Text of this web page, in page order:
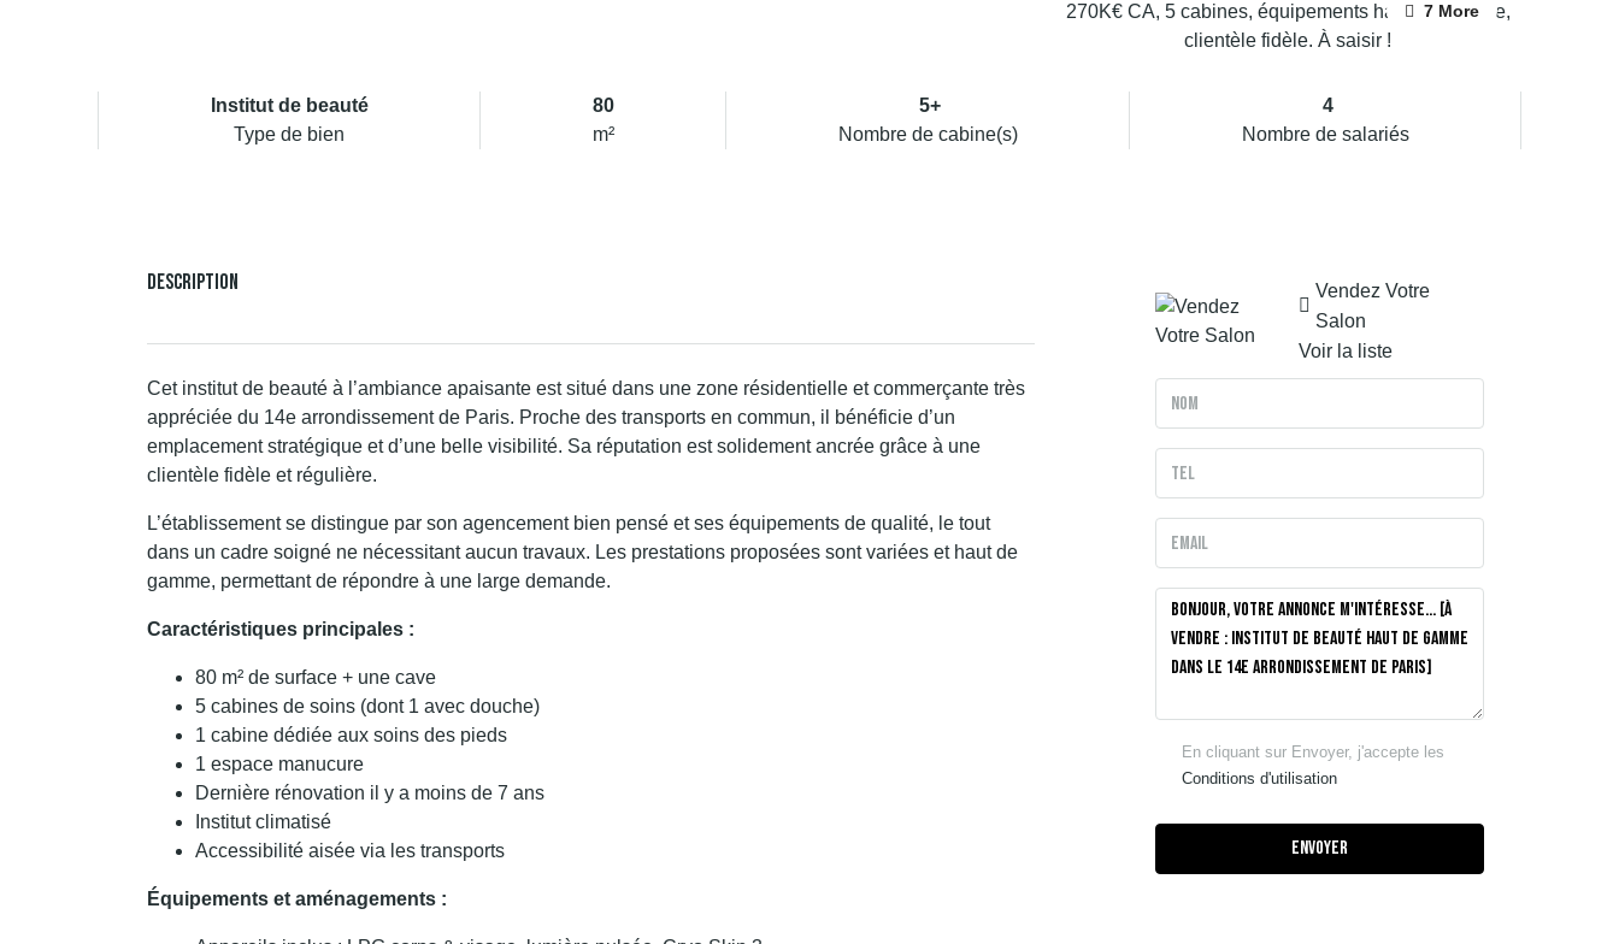
7 More
Institut de beauté
Type de bien
80
m²
5+
Nombre de cabine(s)
4
Nombre de salariés
Description
Cet institut de beauté à l’ambiance apaisante est situé dans une zone résidentielle et commerçante très
appréciée du 14e arrondissement de Paris. Proche des transports en commun, il bénéficie d’un
emplacement stratégique et d’une belle visibilité. Sa réputation est solidement ancrée grâce à une
clientèle fidèle et régulière.
L’établissement se distingue par son agencement bien pensé et ses équipements de qualité, le tout
dans un cadre soigné ne nécessitant aucun travaux. Les prestations proposées sont variées et haut de
gamme, permettant de répondre à une large demande.
Caractéristiques principales :
80 m² de surface + une cave
5 cabines de soins (dont 1 avec douche)
1 cabine dédiée aux soins des pieds
1 espace manucure
Dernière rénovation il y a moins de 7 ans
Institut climatisé
Accessibilité aisée via les transports
Équipements et aménagements :
Vendez Votre
Salon
Voir la liste
En cliquant sur Envoyer, j'accepte les
Conditions d'utilisation
Envoyer